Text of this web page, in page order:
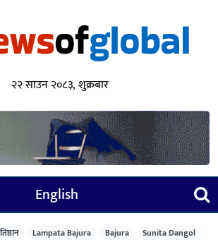
२२ साउन २०८३, शुक्रबार
English
Lampata Bajura Bajura
Sunita Dangol